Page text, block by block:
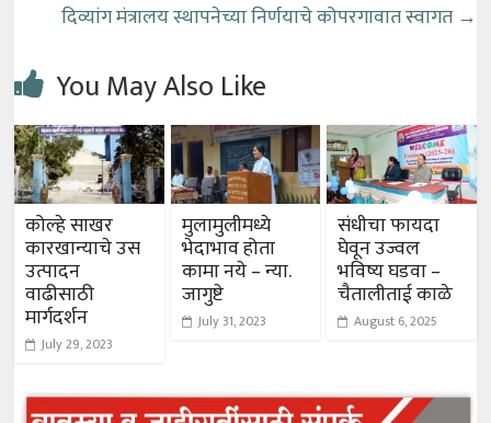
दिव्यांग मंत्रालय स्थापनेच्या निर्णयाचे कोपरगावात स्वागत →
You May Also Like
कोल्हे साखर
कारखान्याचे उस
उत्पादन
वाढीसाठी
मार्गदर्शन
July 29, 2023
मुलामुलीमध्ये
भेदाभाव होता
कामा नये – न्या.
जागुष्टे
July 31, 2023
संधीचा फायदा
घेवून उज्वल
भविष्य घडवा –
चैतालीताई काळे
August 6, 2025